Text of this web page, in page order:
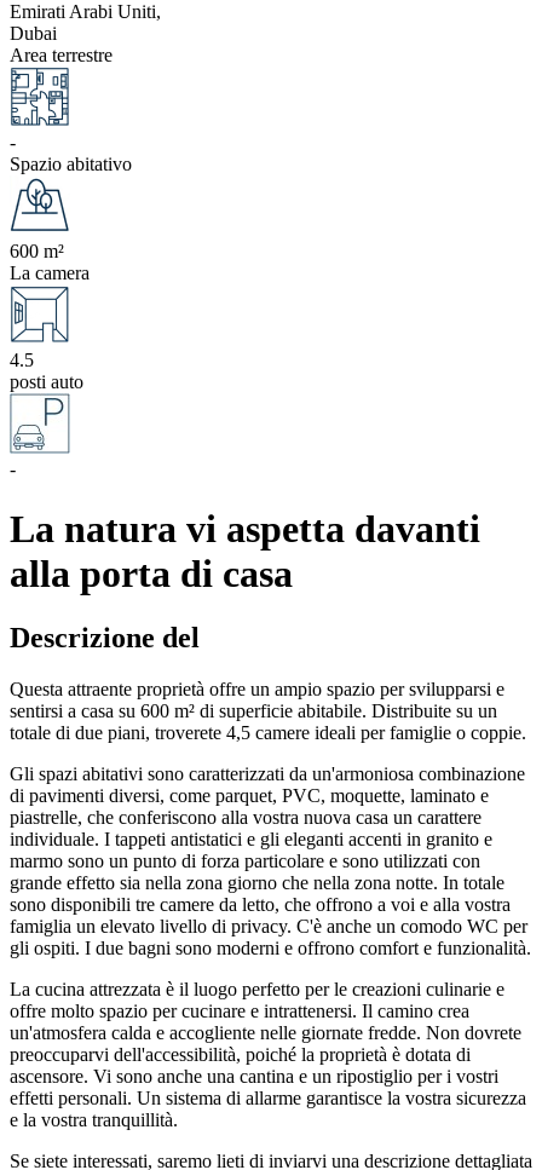
Emirati Arabi Uniti,
Dubai
Area terrestre
-
Spazio abitativo
600 m²
La camera
4.5
posti auto
-
La natura vi aspetta davanti
alla porta di casa
Descrizione del
Questa attraente proprietà offre un ampio spazio per svilupparsi e
sentirsi a casa su 600 m² di superficie abitabile. Distribuite su un
totale di due piani, troverete 4,5 camere ideali per famiglie o coppie.
Gli spazi abitativi sono caratterizzati da un'armoniosa combinazione
di pavimenti diversi, come parquet, PVC, moquette, laminato e
piastrelle, che conferiscono alla vostra nuova casa un carattere
individuale. I tappeti antistatici e gli eleganti accenti in granito e
marmo sono un punto di forza particolare e sono utilizzati con
grande effetto sia nella zona giorno che nella zona notte. In totale
sono disponibili tre camere da letto, che offrono a voi e alla vostra
famiglia un elevato livello di privacy. C'è anche un comodo WC per
gli ospiti. I due bagni sono moderni e offrono comfort e funzionalità.
La cucina attrezzata è il luogo perfetto per le creazioni culinarie e
offre molto spazio per cucinare e intrattenersi. Il camino crea
un'atmosfera calda e accogliente nelle giornate fredde. Non dovrete
preoccuparvi dell'accessibilità, poiché la proprietà è dotata di
ascensore. Vi sono anche una cantina e un ripostiglio per i vostri
effetti personali. Un sistema di allarme garantisce la vostra sicurezza
e la vostra tranquillità.
Se siete interessati, saremo lieti di inviarvi una descrizione dettagliata